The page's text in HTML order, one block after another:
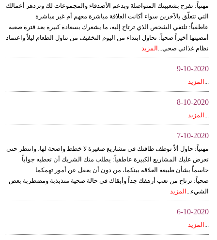
مهنياً: تفرح بشعبيتك المتواصلة وبدعم الأصدقاء والمجموعات لك وتزدهر أعمالك
التي تتعلّق بالآخرين سواء أكانت العلاقة مباشرة معهم أم غير مباشرة
عاطفياً: تلتقي الشخص الذي ترتاح إليه، ما يشعرك بسعادة كبيرة بعد فترة صعبة
أمضيتها أخيراً صحياً: تحاول ابتداء من اليوم التخفيف من تناول الطعام ليلاً واعتماد
نظام غذائي صحي... المزيد
9-10-2020
... المزيد
8-10-2020
... المزيد
7-10-2020
مهنياً: حاول ألاّ توظف طاقتك في مشاريع صغيرة لا خطط واضحة لها، وانتظر حتى
تعرض عليك المشاريع الكبيرة عاطفياً: يطلب منك الشريك أن تعطيه جواباً
حاسماً بشأن طبيعة العلاقة بينكما، من دون أن يغفل عن أمور تهمكما
صحياً: ترتاح من تعب أرهقك جداً وأبقاك في حالة صحية متذبذبة ومضطربة بعض
الشيء... المزيد
6-10-2020
... المزيد